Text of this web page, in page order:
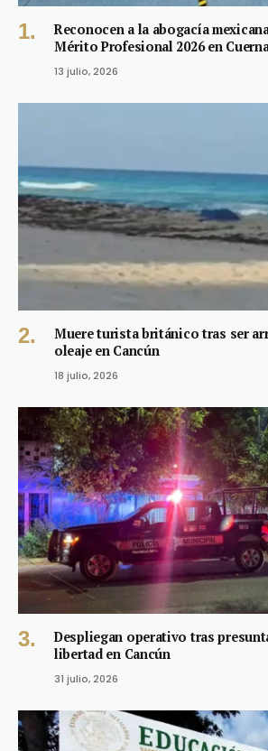
Reconocen a la abogacía
Mérito Profesional 2026 en
13 julio, 2026
Muere turista británico tras ser
oleaje en Cancún
18 julio, 2026
Despliegan operativo tras
libertad en Cancún
31 julio, 2026